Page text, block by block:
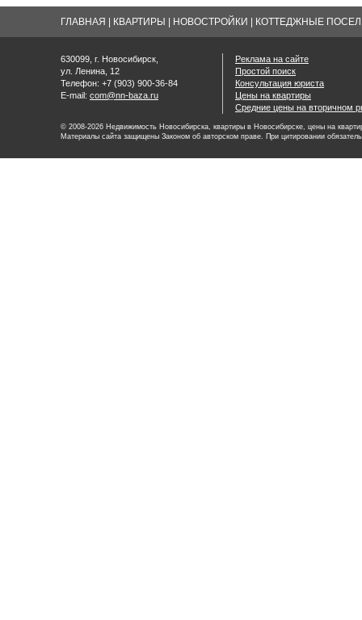
ГЛАВНАЯ КВАРТИРЫ НОВОСТРОЙКИ КОТТЕДЖНЫЕ
630099, г. Новосибирск,
ул. Ленина, 12
Телефон: +7 (903) 900-36-84
E-mail: com@nn-baza.ru
Реклама на сайте
Простой поиск
Консультация юриста
Цены на квартиры
Средние цены на вторичном
© 2008-2026 Недвижимость Новосибирска, квартиры в Новосибирске, цены на
Материалы сайта защищены Законом об авторском праве. При цитировании